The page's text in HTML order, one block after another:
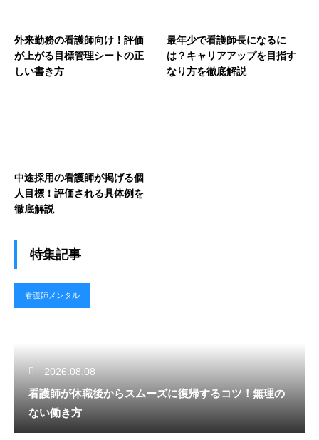
外来勤務の看護師向け！評価
が上がる目標管理シートの正
しい書き方
最年少で看護師長になるに
は？キャリアアップを目指す
なり方を徹底解説
中途採用の看護師が掲げる個
人目標！評価される具体例を
徹底解説
特集記事
看護師メンタル
2026.08.08
看護師が休職後からスムーズに復帰するコツ！無理の
ない働き方